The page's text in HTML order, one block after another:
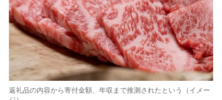
返礼品の内容から寄付金額、年収まで推測されたという（イメー